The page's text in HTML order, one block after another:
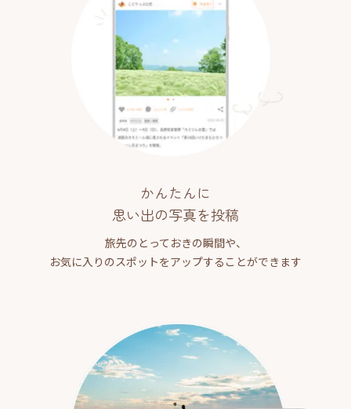
かんたんに
思い出の写真を投稿
旅先のとっておきの瞬間や、
お気に入りのスポットをアップすることができます